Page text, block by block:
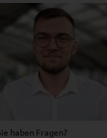
haben Fragen?